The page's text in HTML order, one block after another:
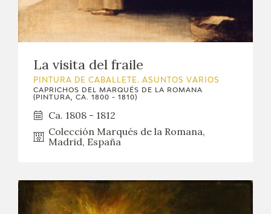
La visita del fraile
PINTURA DE CABALLETE. ASUNTOS VARIOS
CAPRICHOS DEL MARQUÉS DE LA ROMANA
(PINTURA, CA. 1800 - 1810)
Ca. 1808 - 1812
Colección Marqués de la Romana,
Madrid, España